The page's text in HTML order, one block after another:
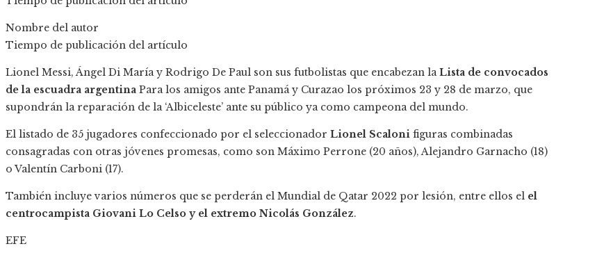
Nombre del autor
Tiempo de publicación del artículo
Lionel Messi, Ángel Di María y Rodrigo De Paul son sus futbolistas que encabezan laLista de convocados
de la escuadra argentina Para los amigos ante Panamá y Curazao los próximos 23 y 28 de marzo, que
supondrán la reparación de la ‘Albiceleste’ ante su público ya como campeona del mundo.
El listado de 35 jugadores confeccionado por el seleccionador Lionel Scaloni figuras combinadas
consagradas con otras jóvenes promesas, como son Máximo Perrone (20 años), Alejandro Garnacho (18)
o Valentín Carboni (17).
También incluye varios números que se perderán el Mundial de Qatar 2022 por lesión, entre ellos el el
centrocampista Giovani Lo Celso y el extremo Nicolás González.
EFE